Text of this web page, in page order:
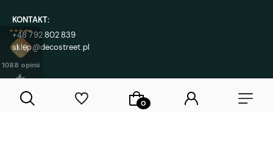
KONTAKT:
+48 792 802 839
sklep@decostreet.pl
4.9
1088 opinii